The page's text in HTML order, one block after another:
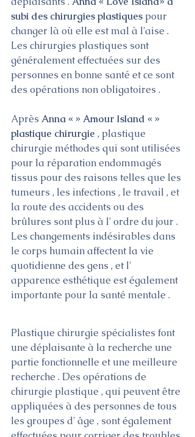
subi des chirurgies plastiques pour
changer là où elle est mal à l'aise .
Les chirurgies plastiques sont
généralement effectuées sur des
personnes en bonne santé et ce sont
des opérations non obligatoires .
Après Anna « » Amour Island « »
plastique chirurgie , plastique
chirurgie méthodes qui sont utilisées
pour la réparation endommagés
tissus pour des raisons telles que les
tumeurs , les infections , le travail , et
la route des accidents ou des
brûlures sont plus à l' ordre du jour .
Les changements indésirables dans
le corps humain affectent la vie
quotidienne des gens , et l'
apparence esthétique est également
importante pour la santé mentale .
Plastique chirurgie spécialistes font
une déplaisante à la recherche une
partie fonctionnelle et une meilleure
recherche . Des opérations de
chirurgie plastique , qui peuvent être
appliquées à des personnes de tous
les groupes d' âge , sont également